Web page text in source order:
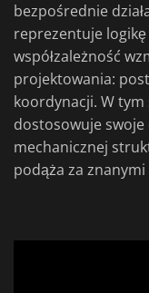
bezpośrednie
reprezentuje
współzależność
projektowania:
koordynacji. W
dostosowuje
mechanicznej
podąża za